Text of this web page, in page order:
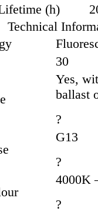
(h)
Technical
30
Yes,
ballast
?
G13
?
4000K
?